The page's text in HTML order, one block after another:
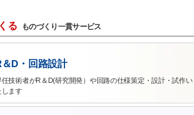
る ものづくり一貫サービス
＆D・回路設計
任技術者がR＆D(研究開発）や回路の仕様策定・設計・試作い
します